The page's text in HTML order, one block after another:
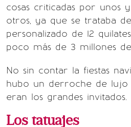
cosas criticadas por unos
otros, ya que se trataba
personalizado de 12
poco más de 3 millones
No sin contar la fiestas
hubo un derroche de lujo
eran los grandes invitados.
Los tatuajes